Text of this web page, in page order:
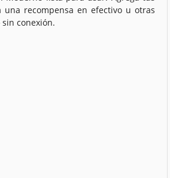
recompensa en efectivo u otras
conexión.